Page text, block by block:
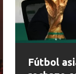
se suma al